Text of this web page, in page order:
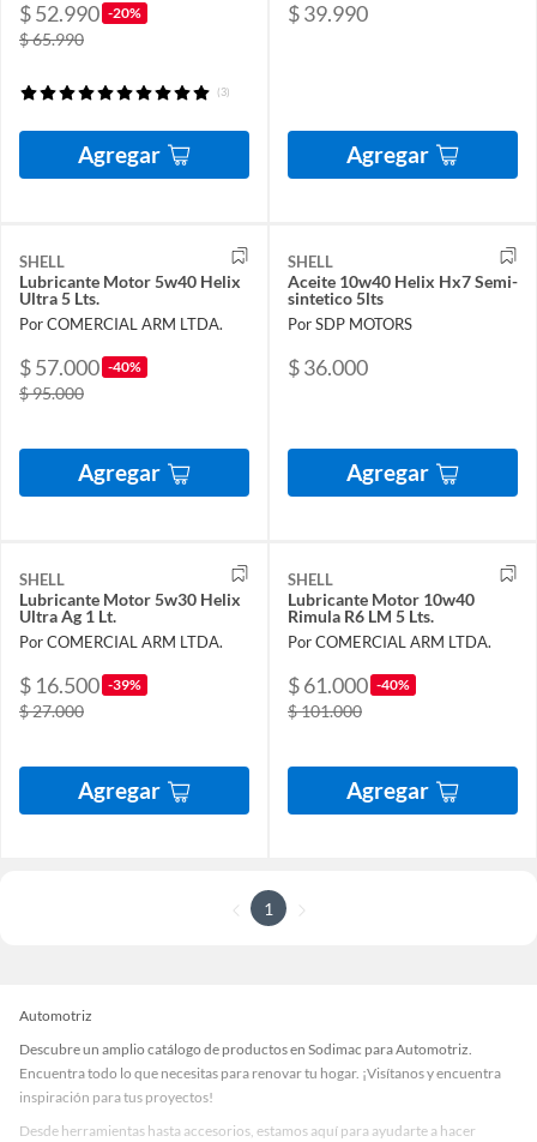
$ 52.990 -20%
$ 65.990
(3)
Agregar
$ 39.990
Agregar
SHELL
Lubricante Motor 5w40 Helix
Ultra 5 Lts.
Por COMERCIAL ARM LTDA.
$ 57.000 -40%
$ 95.000
Agregar
SHELL
Aceite 10w40 Helix Hx7 Semi-
sintetico 5lts
Por SDP MOTORS
$ 36.000
Agregar
SHELL
Lubricante Motor 5w30 Helix
Ultra Ag 1 Lt.
Por COMERCIAL ARM LTDA.
$ 16.500 -39%
$ 27.000
Agregar
SHELL
Lubricante Motor 10w40
Rimula R6 LM 5 Lts.
Por COMERCIAL ARM LTDA.
$ 61.000 -40%
$ 101.000
Agregar
1
Automotriz
Descubre un amplio catálogo de productos en Sodimac para Automotriz.
Encuentra todo lo que necesitas para renovar tu hogar. ¡Visítanos y encuentra
inspiración para tus proyectos!
Desde herramientas hasta accesorios, estamos aquí para ayudarte a hacer